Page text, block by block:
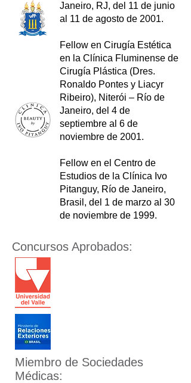
Janeiro, RJ, del 11 de junio
al 11 de agosto de 2001.
Fellow en Cirugía Estética
en la Clínica Fluminense de
Cirugía Plástica (Dres.
Ronaldo Pontes y Liacyr
Ribeiro), Niterói – Río de
Janeiro, del 4 de
septiembre al 6 de
noviembre de 2001.
Fellow en el Centro de
Estudios de la Clínica Ivo
Pitanguy, Río de Janeiro,
Brasil, del 1 de marzo al 30
de noviembre de 1999.
Concursos Aprobados:
Miembro de Sociedades
Médicas: